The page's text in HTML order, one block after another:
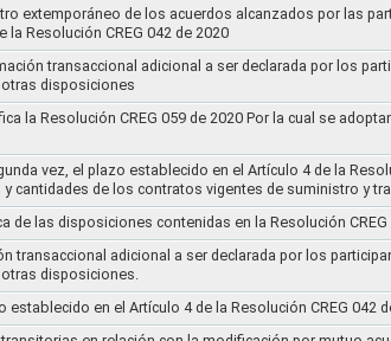
extemporáneo de los acuerdos alcanzados por las
Resolución CREG 042 de 2020
transaccional adicional a ser declarada por los
otras disposiciones
la Resolución CREG 059 de 2020 Por la cual se
vez, el plazo establecido en el Artículo 4 de la
cantidades de los contratos vigentes de suministro y
de las disposiciones contenidas en la Resolución CREG
transaccional adicional a ser declarada por los
otras disposiciones.
establecido en el Artículo 4 de la Resolución CREG 042